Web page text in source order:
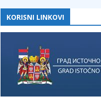
KORISNI LINKOVI